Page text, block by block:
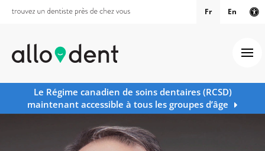
Fr En
Le Régime canadien de soins dentaires (RCSD)
maintenant accessible à tous les groupes d’âge